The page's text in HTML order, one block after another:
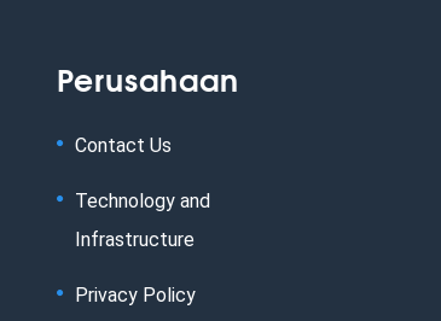
Perusahaan
Contact Us
Technology and
Infrastructure
Privacy Policy